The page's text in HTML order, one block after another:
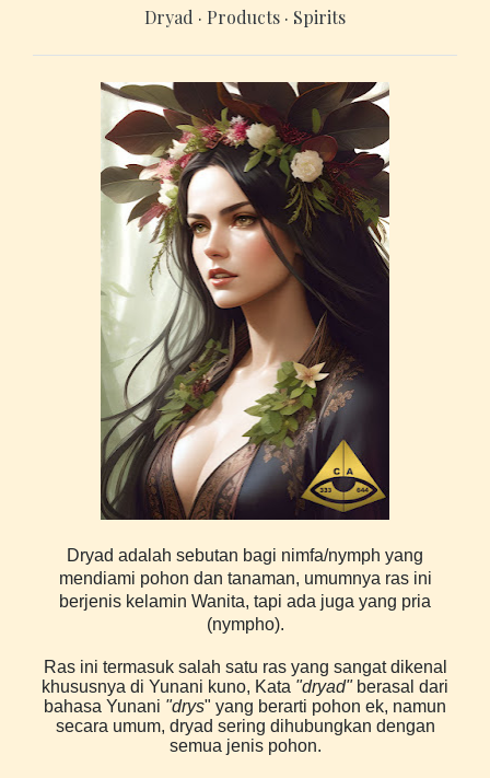
Dryad · Products · Spirits
Dryad adalah sebutan bagi nimfa/nymph yang
mendiami pohon dan tanaman, umumnya ras ini
berjenis kelamin Wanita, tapi ada juga yang pria
(nympho).
Ras ini termasuk salah satu ras yang sangat dikenal
khususnya di Yunani kuno, Kata "dryad"berasal dari
bahasa Yunani "drys" yang berarti pohon ek, namun
secara umum, dryad sering dihubungkan dengan
semua jenis pohon.